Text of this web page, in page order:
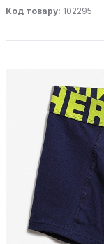
Код товару: 102295